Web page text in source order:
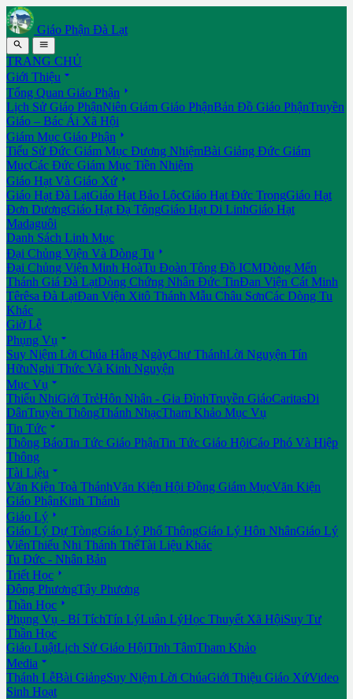
Giáo Phận Đà Lạt
 
TRANG CHỦ
Giới Thiệu 
Tổng Quan Giáo Phận 
Lịch Sử Giáo PhậnNiên Giám Giáo PhậnBản Đồ Giáo PhậnTruyền
Giáo – Bác Ái Xã Hội
Giám Mục Giáo Phận 
Tiểu Sử Đức Giám Mục Đương NhiệmBài Giảng Đức Giám
MụcCác Đức Giám Mục Tiền Nhiệm
Giáo Hạt Và Giáo Xứ 
Giáo Hạt Đà LạtGiáo Hạt Bảo LộcGiáo Hạt Đức TrọngGiáo Hạt
Đơn DươngGiáo Hạt Đạ TôngGiáo Hạt Di LinhGiáo Hạt
Madaguôi
Danh Sách Linh Mục
Đại Chủng Viện Và Dòng Tu 
Đại Chủng Viện Minh HoàTu Đoàn Tông Đồ ICMDòng Mến
Thánh Giá Đà LạtDòng Chứng Nhân Đức TinĐan Viện Cát Minh
Têrêsa Đà LạtĐan Viện Xitô Thánh Mẫu Châu SơnCác Dòng Tu
Khác
Giờ Lễ
Phụng Vụ 
Suy Niệm Lời Chúa Hằng NgàyChư ThánhLời Nguyện Tín
HữuNghi Thức Và Kinh Nguyện
Mục Vụ 
Thiếu NhiGiới TrẻHôn Nhân - Gia ĐìnhTruyền GiáoCaritasDi
DânTruyền ThôngThánh NhạcTham Khảo Mục Vụ
Tin Tức 
Thông BáoTin Tức Giáo PhậnTin Tức Giáo HộiCáo Phó Và Hiệp
Thông
Tài Liệu 
Văn Kiện Toà ThánhVăn Kiện Hội Đồng Giám MụcVăn Kiện
Giáo PhậnKinh Thánh
Giáo Lý 
Giáo Lý Dự TòngGiáo Lý Phổ ThôngGiáo Lý Hôn NhânGiáo Lý
ViênThiếu Nhi Thánh ThểTài Liệu Khác
Tu Đức - Nhân Bản
Triết Học 
Đông PhươngTây Phương
Thần Học 
Phụng Vụ - Bí TíchTín LýLuân LýHọc Thuyết Xã HộiSuy Tư
Thần Học
Giáo LuậtLịch Sử Giáo HộiTĩnh TâmTham Khảo
Media 
Thánh LễBài GiảngSuy Niệm Lời ChúaGiới Thiệu Giáo XứVideo
Sinh Hoạt